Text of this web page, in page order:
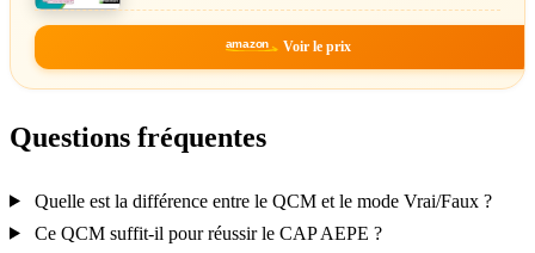
amazon Voir le prix
Questions fréquentes
Quelle est la différence entre le QCM et le mode Vrai/Faux ?
Ce QCM suffit-il pour réussir le CAP AEPE ?